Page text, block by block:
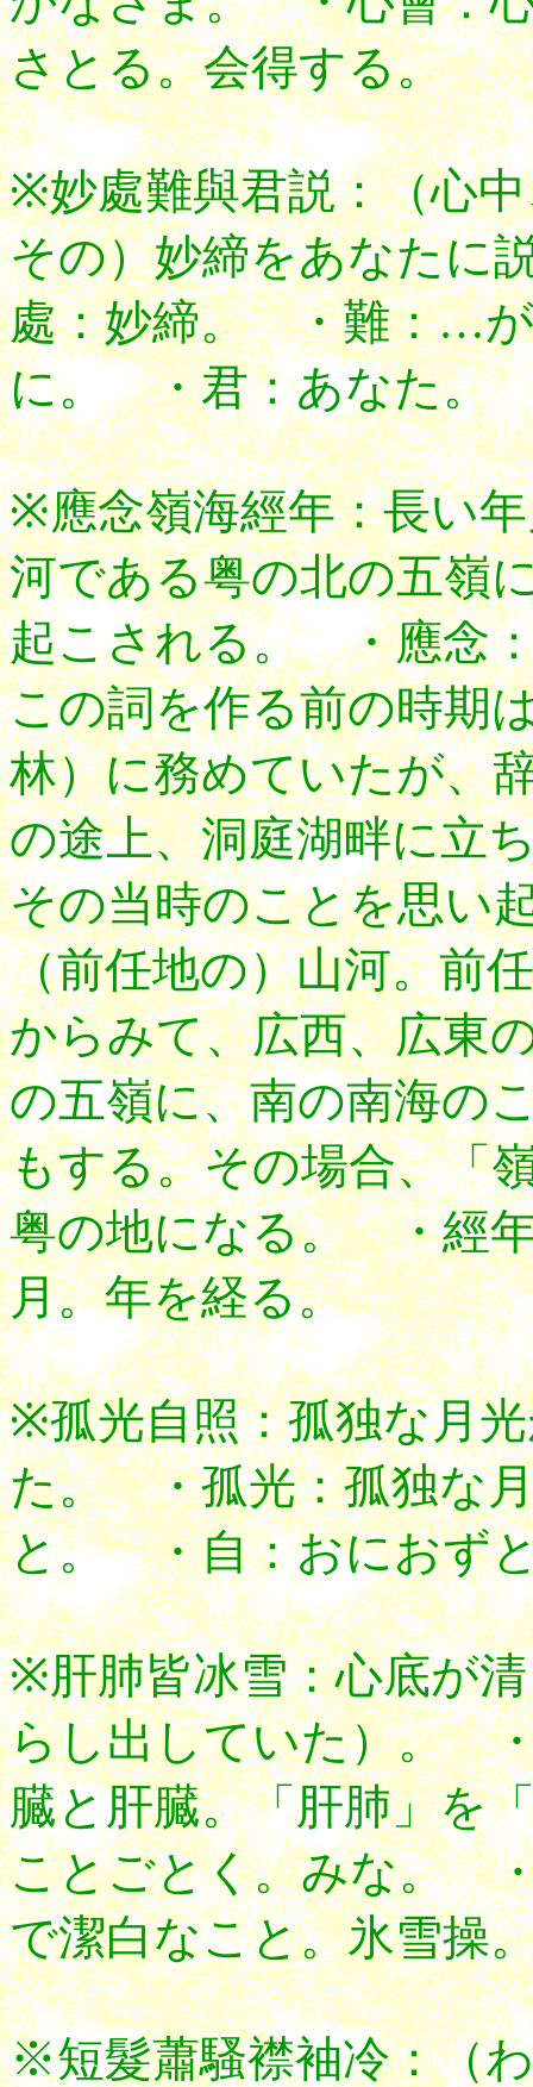
さとる。会得する。
※妙處難與君説：（心
その）妙締をあなたに
處：妙締。 ・難：…
に。 ・君：あなた。
※應念嶺海經年：長い
河である粤の北の五嶺
起こされる。 ・應念
この詞を作る前の時期
林）に務めていたが、
の途上、洞庭湖畔に立
その当時のことを思い
（前任地の）山河。前
からみて、広西、広東
の五嶺に、南の南海の
もする。その場合、「
粤の地になる。 ・經
月。年を経る。
※孤光自照：孤独な月
た。 ・孤光：孤独な
と。 ・自：おにおず
※肝肺皆冰雪：心底が
らし出していた）。
臓と肝臓。「肝肺」を
ことごとく。みな。
で潔白なこと。氷雪操
※短髮蕭騷襟袖冷：（